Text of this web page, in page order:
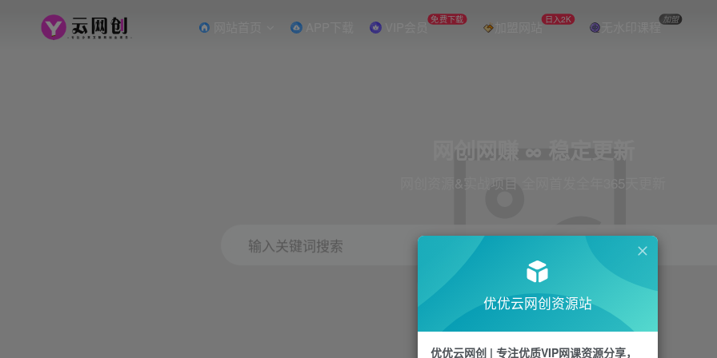
APP下载 VIP会员 免费下载 加盟网站 日入2K 无水印课程 加盟
输入关键词搜索
引流 直播 电商 剪辑
优优云网创资源站
优优云网创 | 专注优质VIP网课资源分享，